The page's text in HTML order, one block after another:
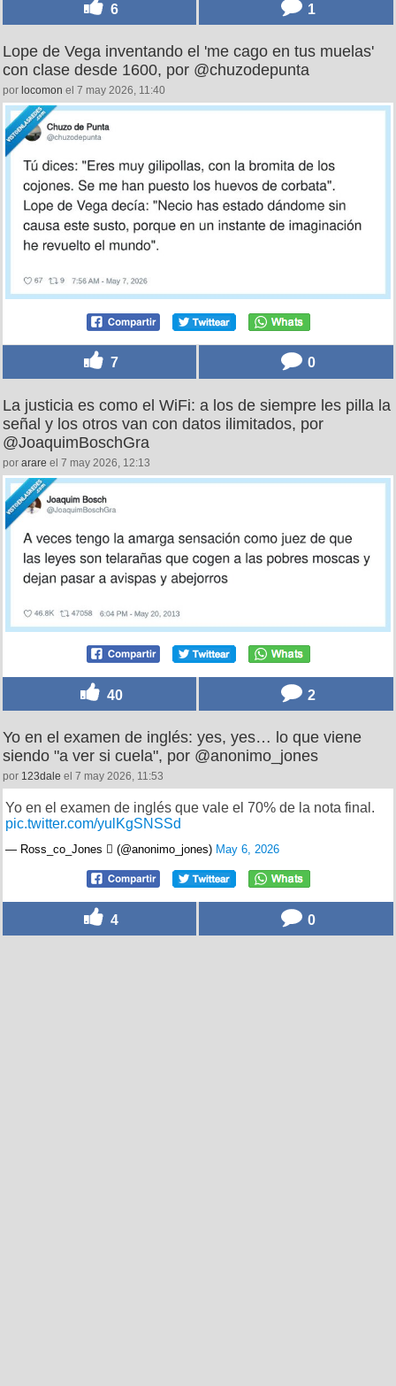
6 1
Lope de Vega inventando el 'me cago en tus muelas'
con clase desde 1600, por @chuzodepunta
por locomon el 7 may 2026, 11:40
7 0
La justicia es como el WiFi: a los de siempre les pilla la
señal y los otros van con datos ilimitados, por
@JoaquimBoschGra
por arare el 7 may 2026, 12:13
40 2
Yo en el examen de inglés: yes, yes… lo que viene
siendo "a ver si cuela", por @anonimo_jones
por 123dale el 7 may 2026, 11:53
Yo en el examen de inglés que vale el 70% de la nota final.
pic.twitter.com/yulKgSNSSd
— Ross_co_Jones  (@anonimo_jones) May 6, 2026
4 0